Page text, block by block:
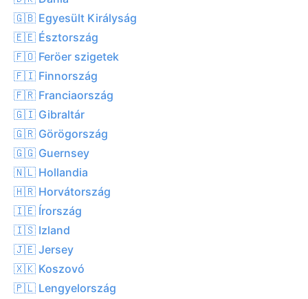
🇬🇧 Egyesült Királyság
🇪🇪 Észtország
🇫🇴 Feröer szigetek
🇫🇮 Finnország
🇫🇷 Franciaország
🇬🇮 Gibraltár
🇬🇷 Görögország
🇬🇬 Guernsey
🇳🇱 Hollandia
🇭🇷 Horvátország
🇮🇪 Írország
🇮🇸 Izland
🇯🇪 Jersey
🇽🇰 Koszovó
🇵🇱 Lengyelország